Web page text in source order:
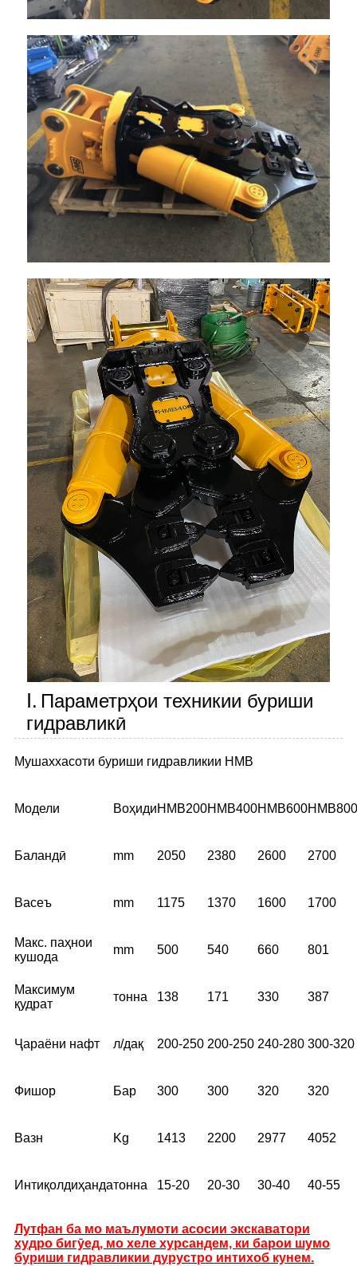
Ⅰ. Параметрҳои техникии буриши
гидравликӣ
Мушаххасоти буриши гидравликии HMB
Модели ВоҳидиHMB200HMB400HMB600HMB800
Баландӣ mm 2050 2380 2600 2700
Васеъ mm 1175 1370 1600 1700
Макс. паҳнои
кушода
mm 500 540 660 801
Максимум
қудрат
тонна 138 171 330 387
Ҷараёни нафт л/дақ 200-250 200-250 240-280 300-320
Фишор Бар 300 300 320 320
Вазн Kg 1413 2200 2977 4052
Интиқолдиҳандатонна 15-20 20-30 30-40 40-55
Лутфан ба мо маълумоти асосии экскаватори
худро бигӯед, мо хеле хурсандем, ки барои шумо
буриши гидравликии дурустро интихоб кунем.